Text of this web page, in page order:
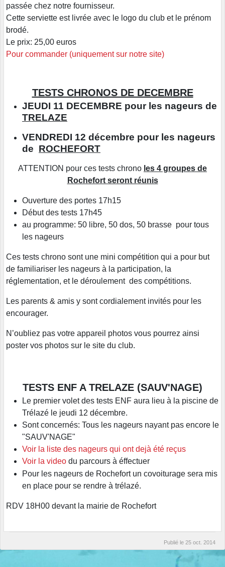
passée chez notre fournisseur.
Cette serviette est livrée avec le logo du club et le prénom
brodé.
Le prix: 25,00 euros
Pour commander (uniquement sur notre site)
TESTS CHRONOS DE DECEMBRE
JEUDI 11 DECEMBRE pour les nageurs de
TRELAZE
VENDREDI 12 décembre pour les nageurs
de ROCHEFORT
ATTENTION pour ces tests chrono les 4 groupes de
Rochefort seront réunis
Ouverture des portes 17h15
Début des tests 17h45
au programme: 50 libre, 50 dos, 50 brasse pour tous
les nageurs
Ces tests chrono sont une mini compétition qui a pour but
de familiariser les nageurs à la participation, la
réglementation, et le déroulement des compétitions.
Les parents & amis y sont cordialement invités pour les
encourager.
N’oubliez pas votre appareil photos vous pourrez ainsi
poster vos photos sur le site du club.
TESTS ENF A TRELAZE (SAUV'NAGE)
Le premier volet des tests ENF aura lieu à la piscine de
Trélazé le jeudi 12 décembre.
Sont concernés: Tous les nageurs nayant pas encore le
"SAUV'NAGE"
Voir la liste des nageurs qui ont dejà été reçus
Voir la video du parcours à éffectuer
Pour les nageurs de Rochefort un covoiturage sera mis
en place pour se rendre à trélazé.
RDV 18H00 devant la mairie de Rochefort
Publié le 25 oct. 2014